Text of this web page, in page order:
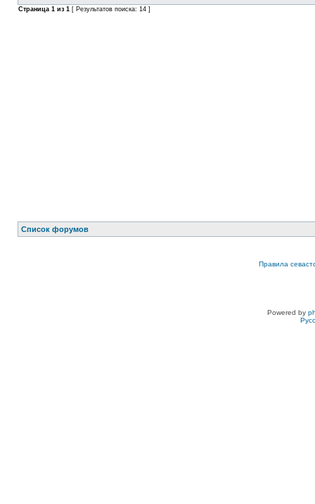
Страница 1 из 1 [ Результатов поиска: 14 ]
Список форумов
Правила
Powered by